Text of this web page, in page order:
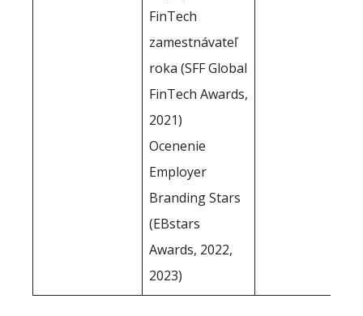
FinTech
zamestnávateľ
roka (SFF Global
FinTech Awards,
2021)
Ocenenie
Employer
Branding Stars
(EBstars
Awards, 2022,
2023)